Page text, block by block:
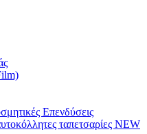
Επενδύσεις
ταπετσαρίες NEW